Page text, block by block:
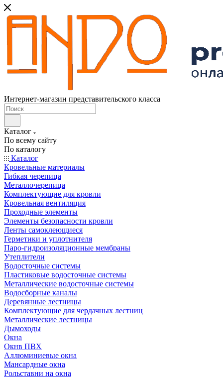
Интернет-магазин представительского класса
Каталог
По всему сайту
По каталогу
Каталог
Кровельные материалы
Гибкая черепица
Металлочерепица
Комплектующие для кровли
Кровельная вентиляция
Проходные элементы
Элементы безопасности кровли
Ленты самоклеющиеся
Герметики и уплотнителя
Паро-гидроизоляционные мембраны
Утеплители
Водосточные системы
Пластиковые водосточные системы
Металлические водосточные системы
Водосборные каналы
Деревянные лестницы
Комплектующие для чердачных лестниц
Металлические лестницы
Дымоходы
Окна
Окнв ПВХ
Аллюминиевые окна
Мансардные окна
Рольставни на окна